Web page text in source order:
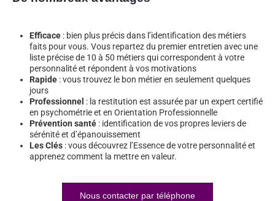
Efficace : bien plus précis dans l’identification des métiers
faits pour vous. Vous repartez du premier entretien avec une
liste précise de 10 à 50 métiers qui correspondent à votre
personnalité et répondent à vos motivations
Rapide : vous trouvez le bon métier en seulement quelques
jours
Professionnel : la restitution est assurée par un expert certifié
en psychométrie et en Orientation Professionnelle
Prévention santé : identification de vos propres leviers de
sérénité et d’épanouissement
Les Clés : vous découvrez l’Essence de votre personnalité et
apprenez comment la mettre en valeur.
Nous contacter par téléphone